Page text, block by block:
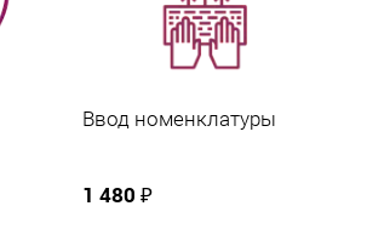
Ввод номенклатуры
1 480 ₽